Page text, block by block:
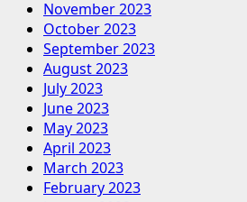
November 2023
October 2023
September 2023
August 2023
July 2023
June 2023
May 2023
April 2023
March 2023
February 2023